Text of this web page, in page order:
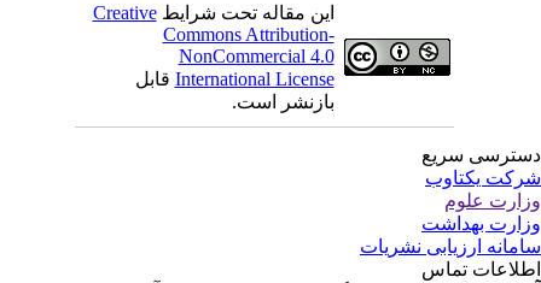
این مقاله تحت شرایطCreative
Commons Attribution-
NonCommercial 4.0
International Licenseقابل
بازنشر است.
سریع
یکتاوب
علوم
بهداشت
ارزیابی نشریات
تماس